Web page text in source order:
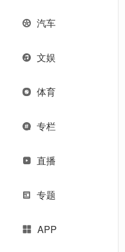
汽车
文娱
体育
专栏
直播
专题
APP